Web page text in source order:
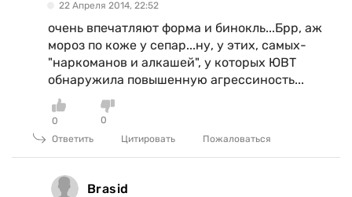
22 Апреля 2014, 22:52
очень впечатляют форма и бинокль...Брр, аж
мороз по коже у сепар...ну, у этих, самых-
"наркоманов и алкашей", у которых ЮВТ
обнаружила повышенную агрессиность...
0
0
Ответить
Цитировать Пожаловаться
Brasid